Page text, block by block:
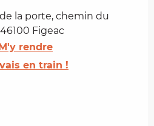
la porte, chemin du
Figeac
rendre
en train !